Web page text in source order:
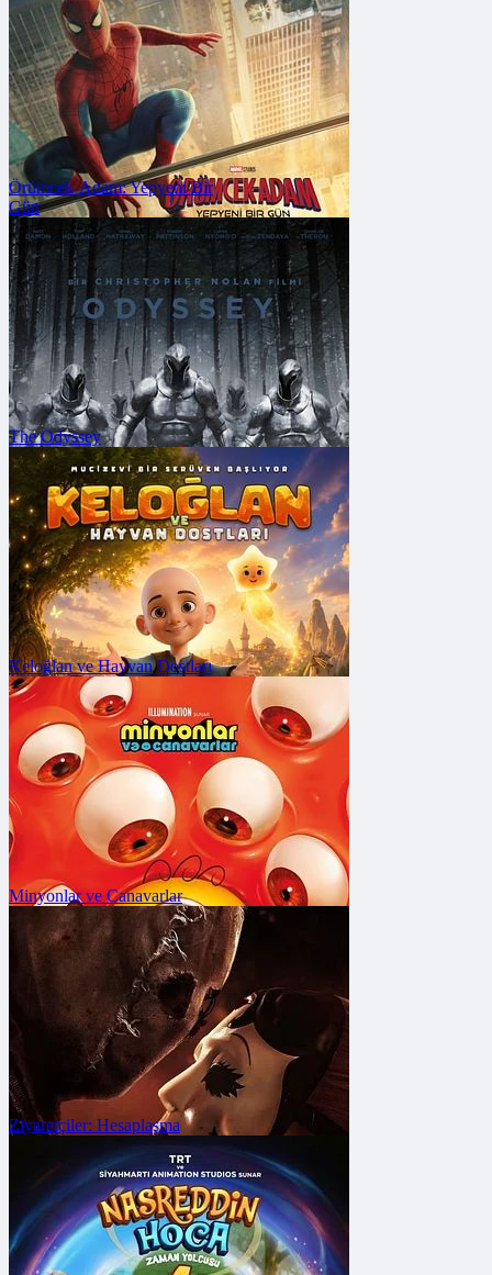
FRAGMANA GİT
Vizyon Tarihi: 31
Temmuz 2026
Örümcek-Adam: Yepyeni Bir
Gün
FRAGMANA GİT
Vizyon Tarihi: 17
Temmuz 2026
The Odyssey
FRAGMANA GİT
Vizyon Tarihi: 7 Ağustos
Keloğlan ve Hayvan Dostları
FRAGMANA GİT
Vizyon Tarihi: 3 Temmuz
2026
Minyonlar ve Canavarlar
Ziyaretçiler: Hesaplaşma